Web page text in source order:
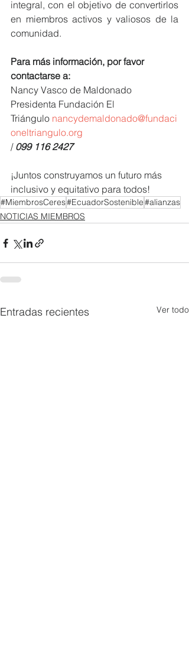
integral, con el objetivo de convertirlos
en miembros activos y valiosos de la
comunidad.
Para más información, por favor
contactarse a:
Nancy Vasco de Maldonado
Presidenta Fundación El
Triángulo nancydemaldonado@fundaci
oneltriangulo.org
/ 099 116 2427
¡Juntos construyamos un futuro más
inclusivo y equitativo para todos!
#MiembrosCeres#EcuadorSostenible#alianzas
NOTICIAS MIEMBROS
Entradas recientes Ver todo